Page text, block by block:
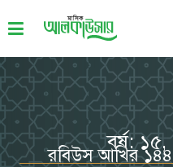
বর্ষ:
রবিউস আখির